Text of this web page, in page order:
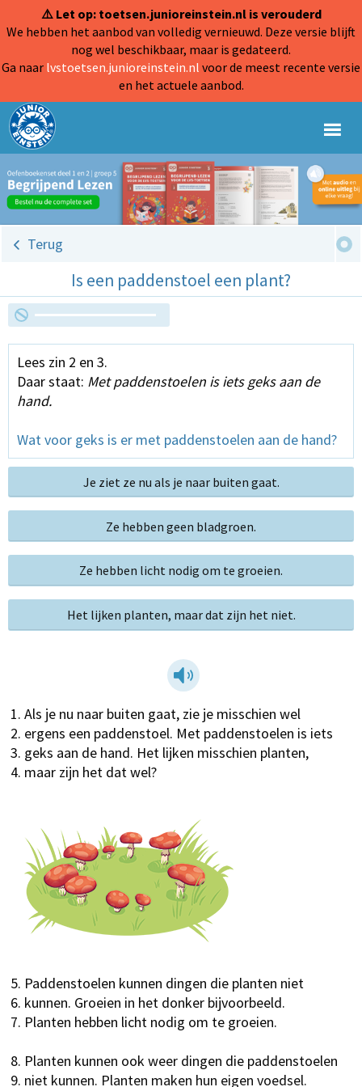
⚠️ Let op: toetsen.junioreinstein.nl is verouderd
We hebben het aanbod van volledig vernieuwd. Deze versie blijft
nog wel beschikbaar, maar is gedateerd.
Ga naar lvstoetsen.junioreinstein.nl voor de meest recente versie
en het actuele aanbod.
Terug
Is een paddenstoel een plant?
Lees zin 2 en 3.
Daar staat: Met paddenstoelen is iets geks aan de
hand.
Wat voor geks is er met paddenstoelen aan de hand?
Je ziet ze nu als je naar buiten gaat.
Ze hebben geen bladgroen.
Ze hebben licht nodig om te groeien.
Het lijken planten, maar dat zijn het niet.
Als je nu naar buiten gaat, zie je misschien wel
ergens een paddenstoel. Met paddenstoelen is iets
geks aan de hand. Het lijken misschien planten,
maar zijn het dat wel?
Paddenstoelen kunnen dingen die planten niet
kunnen. Groeien in het donker bijvoorbeeld.
Planten hebben licht nodig om te groeien.
Planten kunnen ook weer dingen die paddenstoelen
niet kunnen. Planten maken hun eigen voedsel.